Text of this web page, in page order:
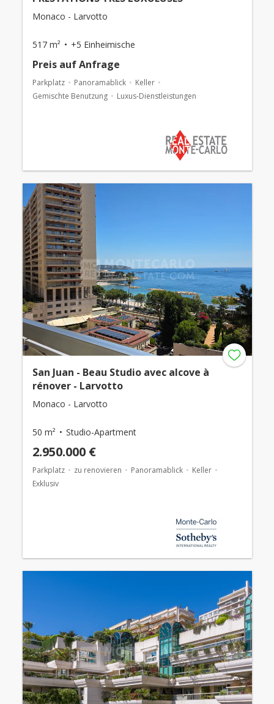
Monaco - Larvotto
517 m² +5 Einheimische
Preis auf Anfrage
Parkplatz Panoramablick
Keller
Gemischte Benutzung
Luxus-Dienstleistungen
San Juan - Beau Studio avec alcove à
rénover - Larvotto
Monaco - Larvotto
50 m² Studio-Apartment
2.950.000 €
Parkplatz zu renovieren Panoramablick
Keller
Exklusiv